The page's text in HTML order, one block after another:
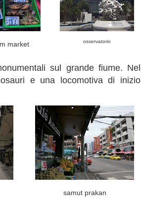
osservatorio
market
sul grande fiume. Nel
e una locomotiva di inizio
samut prakan